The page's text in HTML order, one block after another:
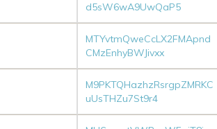
d5sW6wA9UwQaP5
MTYvtmQweCcLX2FMApnd
CMzEnhyBWJivxx
M9PKTQHazhzRsrgpZMRKC
uUsTHZu7St9r4